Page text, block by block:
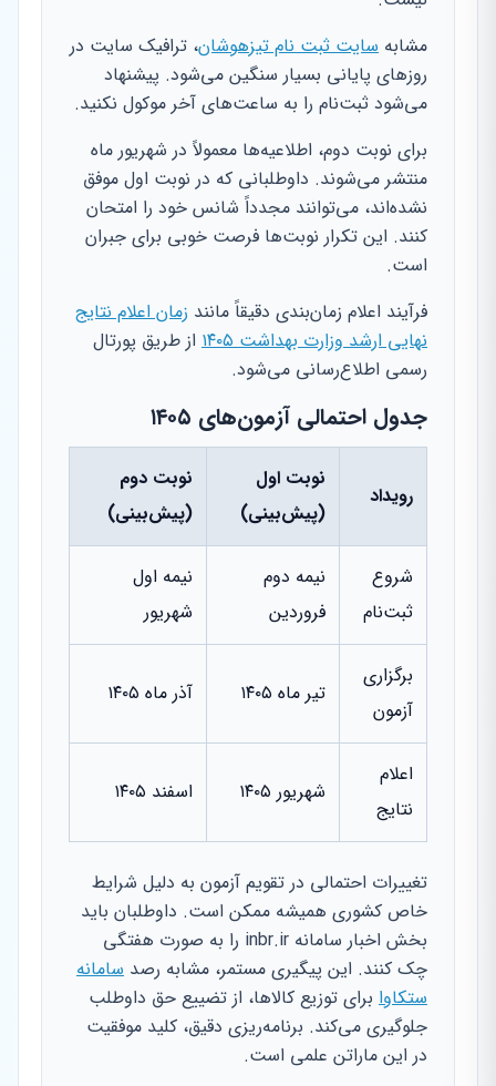
مشابه سایت ثبت نام تیزهوشان، ترافیک سایت در
روزهای پایانی بسیار سنگین می‌شود. پیشنهاد
می‌شود ثبت‌نام را به ساعت‌های آخر موکول نکنید.
برای نوبت دوم، اطلاعیه‌ها معمولاً در شهریور ماه
منتشر می‌شوند. داوطلبانی که در نوبت اول موفق
نشده‌اند، می‌توانند مجدداً شانس خود را امتحان
کنند. این تکرار نوبت‌ها فرصت خوبی برای جبران
است.
فرآیند اعلام زمان‌بندی دقیقاً مانند زمان اعلام نتایج
نهایی ارشد وزارت بهداشت ۱۴۰۵
از طریق پورتال
رسمی اطلاع‌رسانی می‌شود.
جدول احتمالی آزمون‌های ۱۴۰۵
رویداد
نوبت اول
(پیش‌بینی)
نوبت دوم
(پیش‌بینی)
شروع
ثبت‌نام
نیمه دوم
فروردین
نیمه اول
شهریور
برگزاری
آزمون
تیر ماه ۱۴۰۵ آذر ماه ۱۴۰۵
اعلام
نتایج
شهریور ۱۴۰۵ اسفند ۱۴۰۵
تغییرات احتمالی در تقویم آزمون به دلیل شرایط
خاص کشوری همیشه ممکن است. داوطلبان باید
بخش اخبار سامانه inbr.ir را به صورت هفتگی
چک کنند. این پیگیری مستمر، مشابه رصد سامانه
ستکاوا برای توزیع کالاها، از تضییع حق داوطلب
جلوگیری می‌کند. برنامه‌ریزی دقیق، کلید موفقیت
در این ماراتن علمی است.